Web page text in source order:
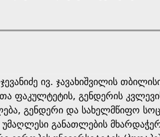
ივ. ჯავახიშვილის
ფაკულტეტის, გენდერის
გენდერი და სახელმწიფო
უმაღლესი განათლების